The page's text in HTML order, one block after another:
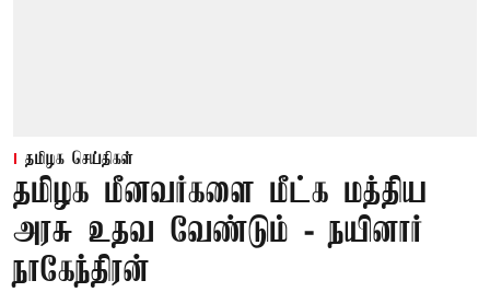
தமிழக செய்திகள்
தமிழக மீனவர்களை மீட்க மத்திய
அரசு உதவ வேண்டும் - நயினார்
நாகேந்திரன்